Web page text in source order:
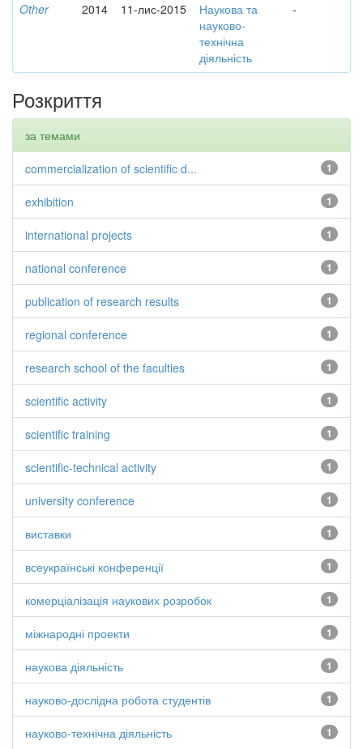
Other 2014 11-лис-2015
Наукова та
науково-
технічна
діяльність
-
Розкриття
за темами
1
commercialization of scientific d...
1
exhibition
1
international projects
1
national conference
1
publication of research results
1
regional conference
1
research school of the faculties
1
scientific activity
1
scientific training
1
scientific-technical activity
1
university conference
1
виставки
1
всеукраїнські конференції
1
комерціалізація наукових розробок
1
міжнародні проекти
1
наукова діяльність
1
науково-дослідна робота студентів
1
науково-технічна діяльність